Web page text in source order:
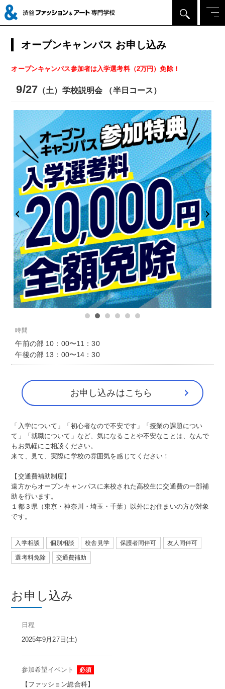
オープンキャンパス お申し込み
オープンキャンパス参加者は入学選考料（2万円）免除！
9/27 （土）学校説明会 （半日コース）
時間
午前の部 10：00〜11：30
午後の部 13：00〜14：30
お申し込みはこちら
「入学について」「初心者なので不安です」「授業の課題につい
て」「就職について」など、気になることや不安なことは、なんで
もお気軽にご相談ください。
来て、見て、実際に学校の雰囲気を感じてください！
【交通費補助制度】
遠方からオープンキャンパスに来校された高校生に交通費の一部補
助を行います。
１都３県（東京・神奈川・埼玉・千葉）以外にお住まいの方が対象
です。
入学相談 個別相談 校舎見学 保護者同伴可 友人同伴可
選考料免除 交通費補助
お申し込み
日程
2025年9月27日(土)
参加希望イベント 必須
【ファッション総合科】